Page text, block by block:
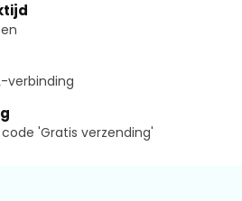
verbinding
'Gratis verzending'